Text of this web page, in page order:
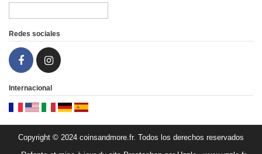
Redes sociales
Internacional
Copyright © 2024 coinsandmore.fr. Todos los derechos reservados